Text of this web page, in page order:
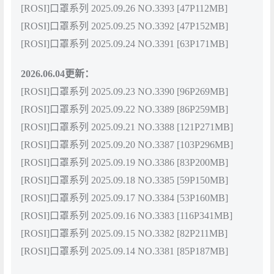
[ROSI]口罩系列 2025.09.26 NO.3393 [47P112MB]
[ROSI]口罩系列 2025.09.25 NO.3392 [47P152MB]
[ROSI]口罩系列 2025.09.24 NO.3391 [63P171MB]
2026.06.04更新：
[ROSI]口罩系列 2025.09.23 NO.3390 [96P269MB]
[ROSI]口罩系列 2025.09.22 NO.3389 [86P259MB]
[ROSI]口罩系列 2025.09.21 NO.3388 [121P271MB]
[ROSI]口罩系列 2025.09.20 NO.3387 [103P296MB]
[ROSI]口罩系列 2025.09.19 NO.3386 [83P200MB]
[ROSI]口罩系列 2025.09.18 NO.3385 [59P150MB]
[ROSI]口罩系列 2025.09.17 NO.3384 [53P160MB]
[ROSI]口罩系列 2025.09.16 NO.3383 [116P341MB]
[ROSI]口罩系列 2025.09.15 NO.3382 [82P211MB]
[ROSI]口罩系列 2025.09.14 NO.3381 [85P187MB]